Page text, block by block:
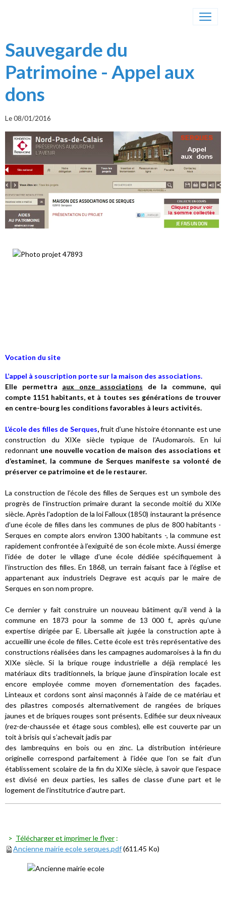
Sauvegarde du
Patrimoine - Appel aux
dons
Le 08/01/2016
Vocation du site
L’appel à souscription porte sur la maison des associations.
Elle permettra aux onze associations de la commune, qui
compte 1151 habitants, et à toutes ses générations de trouver
en centre-bourg les conditions favorables à leurs activités.
L’école des filles de Serques,fruit d’une histoire étonnante est une
construction du XIXe siècle typique de l’Audomarois. En lui
redonnant une nouvelle vocation de maison des associations et
d’estaminet, la commune de Serques manifeste sa volonté de
préserver ce patrimoine et de le restaurer.
La construction de l’école des filles de Serques est un symbole des
progrès de l’instruction primaire durant la seconde moitié du XIXe
siècle. Après l’adoption de la loi Falloux (1850) instaurant la présence
d’une école de filles dans les communes de plus de 800 habitants -
Serques en compte alors environ 1300 habitants -, la commune est
rapidement confrontée à l’exiguïté de son école mixte. Aussi émerge
l’idée de doter le village d’une école dédiée spécifiquement à
l’instruction des filles. En 1868, un terrain faisant face à l’église et
appartenant aux industriels Degrave est acquis par le maire de
Serques en son nom propre.
Ce dernier y fait construire un nouveau bâtiment qu’il vend à la
commune en 1873 pour la somme de 13 000 f., après qu’une
expertise dirigée par E. Libersalle ait jugée la construction apte à
accueillir une école de filles. Cette école est très représentative des
constructions réalisées dans les campagnes audomaroises à la fin du
XIXe siècle. Si la brique rouge industrielle a déjà remplacé les
matériaux dits traditionnels, la brique jaune d’inspiration locale est
encore employée comme moyen d’ornementation des façades.
Linteaux et cordons sont ainsi maçonnés à l’aide de ce matériau et
des pilastres composés alternativement de rangées de briques
jaunes et de briques rouges sont présents. Edifiée sur deux niveaux
(rez-de-chaussée et étage sous combles), elle est couverte par un
toit à brisis qui s’achevait jadis par
des lambrequins en bois ou en zinc. La distribution intérieure
originelle correspond parfaitement à l’idée que l’on se fait d’un
établissement scolaire de la fin du XIXe siècle, à savoir que l’espace
est divisé en deux parties, les salles de classe d’une part et le
logement de l’institutrice d’autre part.
> Télécharger et imprimer le flyer :
Ancienne mairie ecole serques.pdf(611.45 Ko)